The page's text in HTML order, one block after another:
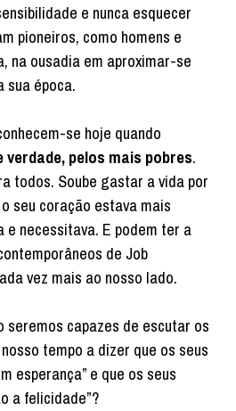
e nunca esquecer
pioneiros, como homens e
na ousadia em aproximar-se
sua época.
se hoje quando
pelos mais pobres.
todos. Soube gastar a vida por
seu coração estava mais
e necessitava. E podem ter a
de Job
vez mais ao nosso lado.
seremos capazes de escutar os
tempo a dizer que os seus
esperança” e que os seus
a felicidade”?